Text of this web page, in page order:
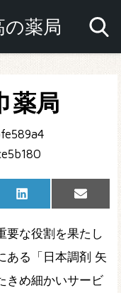
薬局
Share
on
LinkedIn
Share
on
Email
要な役割を果たし
ある「日本調剤 矢
きめ細かいサービ